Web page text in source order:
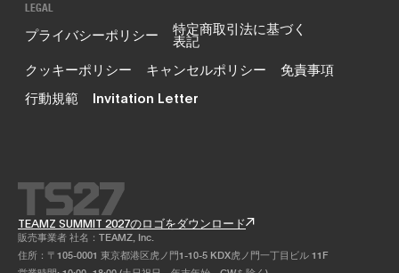
LEGAL
プライバシーポリシー 特定商取引法に基づく
表記
クッキーポリシー
キャンセルポリシー
免責事項
行動規範
Invitation Letter
TEAMZ SUMMIT 2027のロゴをダウンロード
販売事業者 社名：TEAMZ, Inc.
住所：〒105-0001 東京都港区虎ノ門1-10-5 KDX虎ノ門一丁目ビル 11F